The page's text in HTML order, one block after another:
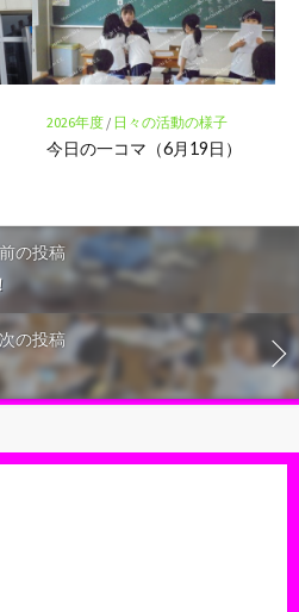
2026年度/ 日々の活動の様子
今日の一コマ（6月19日）
前の投稿
次の投稿